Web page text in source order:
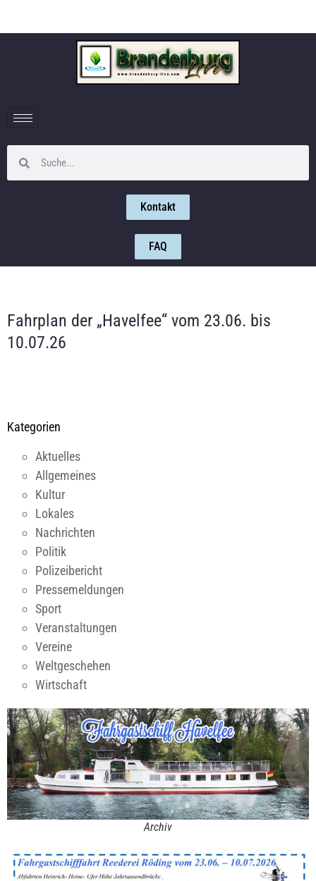
Kontakt
FAQ
Fahrplan der „Havelfee“ vom 23.06. bis
10.07.26
Kategorien
Aktuelles
Allgemeines
Kultur
Lokales
Nachrichten
Politik
Polizeibericht
Pressemeldungen
Sport
Veranstaltungen
Vereine
Weltgeschehen
Wirtschaft
Archiv